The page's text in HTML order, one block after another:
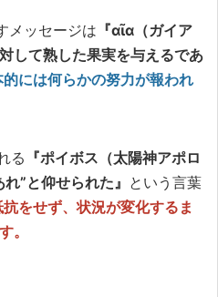
メッセージは 『αῖα（ガイア
して熟した果実を与えるであ
的には何らかの努力が報われ
る 『ポイボス（太陽神アポロ
”と仰せられた』 という言葉
をせず、状況が変化するま
。